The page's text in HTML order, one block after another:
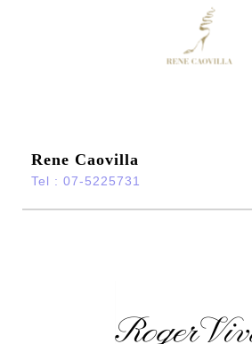
Rene Caovilla
Tel : 07-5225731